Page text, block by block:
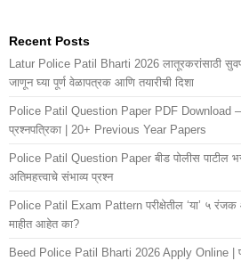
Recent Posts
Latur Police Patil Bharti 2026 लातूरकरांसाठी
जाणून घ्या पूर्ण वेळापत्रक आणि तयारीची दिशा
Police Patil Question Paper PDF Download –
प्रश्नपत्रिका | 20+ Previous Year Papers
Police Patil Question Paper बीड पोलीस पाटील
अतिमहत्त्वाचे संभाव्य प्रश्न
Police Patil Exam Pattern परीक्षेतील ‘या’ ५ रंजक
माहीत आहेत का?
Beed Police Patil Bharti 2026 Apply Online |